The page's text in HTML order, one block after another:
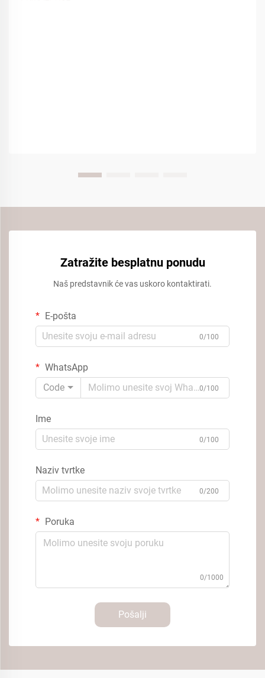
Zatražite besplatnu ponudu
Naš predstavnik će vas uskoro kontaktirati.
E-pošta
0/100
WhatsApp
Code
0/100
Ime
0/100
Naziv tvrtke
0/200
Poruka
0/1000
Pošalji